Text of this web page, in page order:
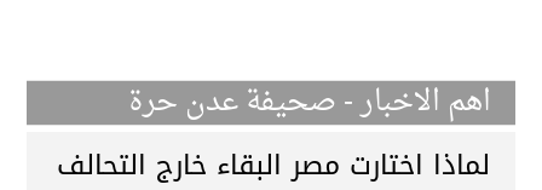
اهم الاخبار - صحيفة عدن حرة
لماذا اختارت مصر البقاء خارج التحالف